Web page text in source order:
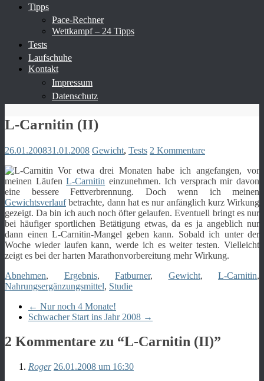
Tipps
Pace-Rechner
Wettkampf – 24 Tipps
Tests
Laufschuhe
Kontakt
Impressum
Datenschutz
L-Carnitin (II)
26.01.200831.01.2008 Gewicht, Tests 2 Kommentare
Vor etwa drei Monaten habe ich angefangen, vor
meinen LäufenL-Carnitin einzunehmen. Ich versprach mir davon
eine bessere Fettverbrennung. Doch wenn ich meinen
Gewichtsverlaufbetrachte, dann hat es nur anfänglich kurz Wirkung
gezeigt. Da bin ich auch noch öfter gelaufen. Eventuell bringt es nur
bei häufiger sportlichen Betätigung etwas, da es ja angeblich nur
dann einen L-Carnitin-Mangel geben kann. Sobald ich unter der
Woche wieder laufen kann, werde ich es weiter testen. Vielleicht
zeigt es bei der harten Marathonvorbereitung mehr Wirkung.
Abnehmen, Ergebnis, Fatburner, Gewicht, L-Carnitin,
Nahrungsergänzungsmittel, Studie
← Nur noch 4 Monate!
Schwacher Start ins Jahr 2008 →
2 Kommentare zu “L-Carnitin (II)”
Roger 26.01.2008 um 16:30